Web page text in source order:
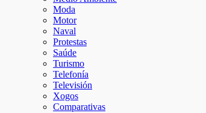
Moda
Motor
Naval
Protestas
Saúde
Turismo
Telefonía
Televisión
Xogos
Comparativas